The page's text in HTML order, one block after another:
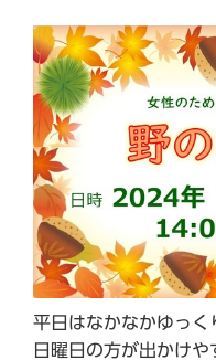
平日はなかなかゆっく
日曜日の方が出かけ